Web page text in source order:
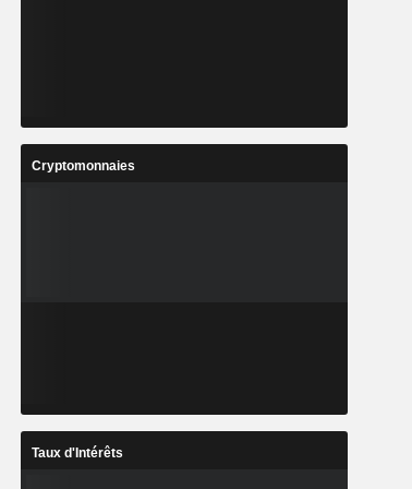
Cryptomonnaies
Taux d'Intérêts